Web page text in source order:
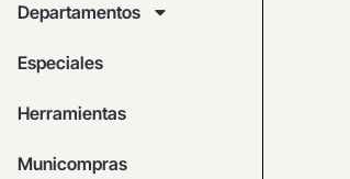
Departamentos
Especiales
Herramientas
Municompras